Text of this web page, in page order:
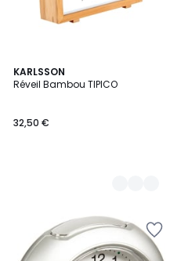
KARLSSON
Réveil Bambou TIPICO
€.
32,50 €
4
Couleurs